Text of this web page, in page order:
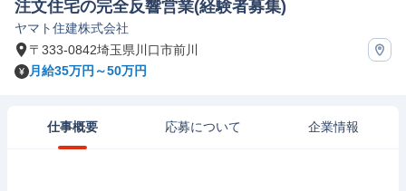
注文住宅の完全反響営業(経験者募集)
ヤマト住建株式会社
〒333-0842埼玉県川口市前川
月給35万円～50万円
仕事概要 応募について 企業情報